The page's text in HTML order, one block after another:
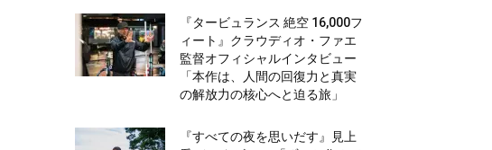
『タービュランス 絶空 16,000フ
ィート』クラウディオ・ファエ
監督オフィシャルインタビュー
「本作は、人間の回復力と真実
の解放力の核心へと迫る旅」
『すべての夜を思いだす』見上